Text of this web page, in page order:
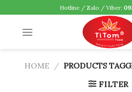
to
content
Hotline / Zalo / Viber:
HOME / PRODUCTS
FILTER